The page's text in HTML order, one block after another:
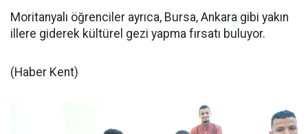
Moritanyalı öğrenciler ayrıca, Bursa, Ankara gibi yakın
illere giderek kültürel gezi yapma fırsatı buluyor.
(Haber Kent)